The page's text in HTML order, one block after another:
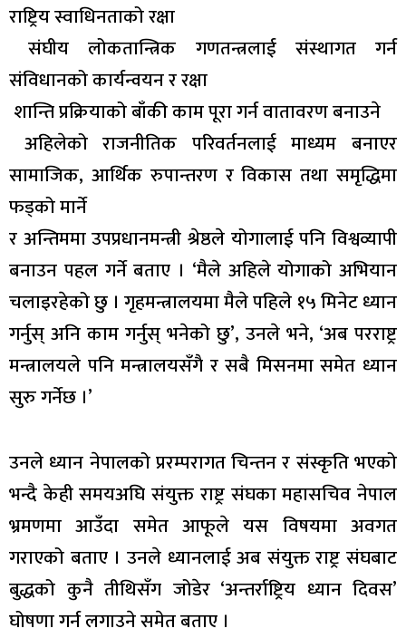
राष्ट्रिय स्वाधिनताको रक्षा
संघीय लोकतान्त्रिक गणतन्त्रलाई संस्थागत गर्न
संविधानको कार्यन्वयन र रक्षा
शान्ति प्रक्रियाको बाँकी काम पूरा गर्न वातावरण बनाउने
अहिलेको राजनीतिक परिवर्तनलाई माध्यम बनाएर
सामाजिक, आर्थिक रुपान्तरण र विकास तथा समृद्धिमा
फड्को मार्ने
र अन्तिममा उपप्रधानमन्त्री श्रेष्ठले योगालाई पनि विश्वव्यापी
बनाउन पहल गर्ने बताए । ‘मैले अहिले योगाको अभियान
चलाइरहेको छु । गृहमन्त्रालयमा मैले पहिले १५ मिनेट ध्यान
गर्नुस् अनि काम गर्नुस् भनेको छु’, उनले भने, ‘अब परराष्ट्र
मन्त्रालयले पनि मन्त्रालयसँगै र सबै मिसनमा समेत ध्यान
सुरु गर्नेछ ।’
उनले ध्यान नेपालको प्ररम्परागत चिन्तन र संस्कृति भएको
भन्दै केही समयअघि संयुक्त राष्ट्र संघका महासचिव नेपाल
भ्रमणमा आउँदा समेत आफूले यस विषयमा अवगत
गराएको बताए । उनले ध्यानलाई अब संयुक्त राष्ट्र संघबाट
बुद्धको कुनै तीथिसँग जोडेर ‘अन्तर्राष्ट्रिय ध्यान दिवस’
घोषणा गर्न लगाउने समेत बताए ।